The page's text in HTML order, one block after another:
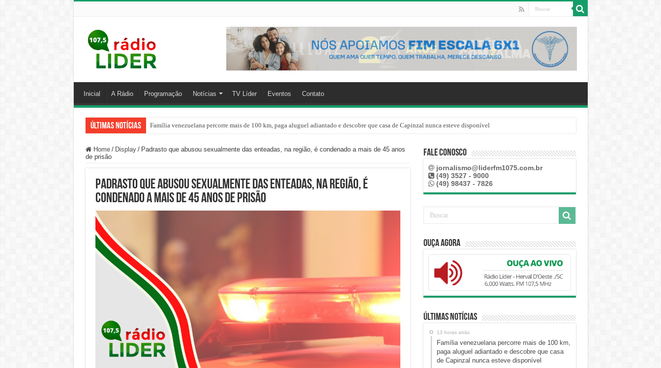
Inicial A Rádio Programação Notícias TV Líder Eventos Contato
Últimas Notícias Família venezuelana percorre mais de 100 km, paga aluguel adiantado e descobre que casa de Capinzal nunca esteve disponível
Home / Display / Padrasto que abusou sexualmente das enteadas, na região, é condenado a mais de 45 anos
de prisão
Padrasto que abusou sexualmente das enteadas, na região, é
condenado a mais de 45 anos de prisão
Fale Conosco
jornalismo@liderfm1075.com.br
(49) 3527 - 9000
(49) 98437 - 7826
Ouça Agora
Últimas Notícias
13 horas atrás
Família venezuelana percorre mais de 100 km,
paga aluguel adiantado e descobre que casa
de Capinzal nunca esteve disponível